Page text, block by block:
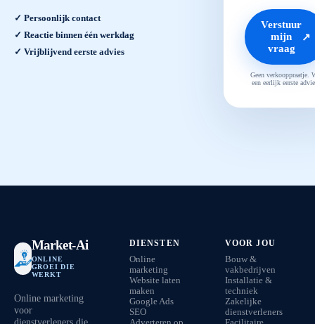
✓ Persoonlijk contact
✓ Reactie binnen één werkdag
✓ Vrijblijvend eerste advies
Verstuur
mijn
vraag
↗
Geen verkooppraatje.
een eerlijk eerste
Market-Ai
ONLINE
GROEI DIE
WERKT
Online marketing
voor
DIENSTEN
Online
marketing
Website laten
maken
Google Ads
SEO
VOOR JOU
Bouw &
vakbedrijven
Installatie &
techniek
Zakelijke
dienstverleners